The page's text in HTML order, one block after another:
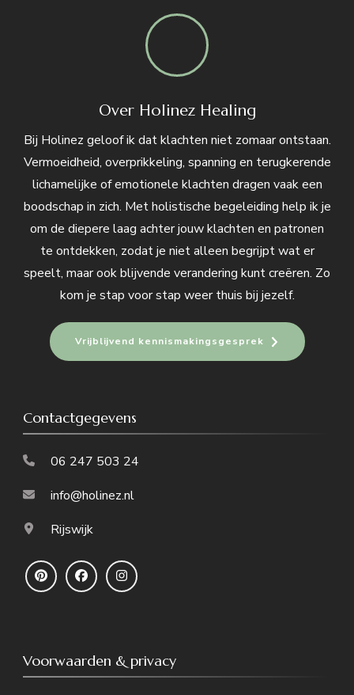
Over Holinez Healing
Bij Holinez geloof ik dat klachten niet zomaar ontstaan.
Vermoeidheid, overprikkeling, spanning en terugkerende
lichamelijke of emotionele klachten dragen vaak een
boodschap in zich. Met holistische begeleiding help ik je
om de diepere laag achter jouw klachten en patronen
te ontdekken, zodat je niet alleen begrijpt wat er
speelt, maar ook blijvende verandering kunt creëren. Zo
kom je stap voor stap weer thuis bij jezelf.
Vrijblijvend kennismakingsgesprek
Contactgegevens
06 247 503 24
info@holinez.nl
Rijswijk
Voorwaarden & privacy